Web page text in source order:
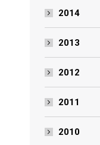
2014
2013
2012
2011
2010